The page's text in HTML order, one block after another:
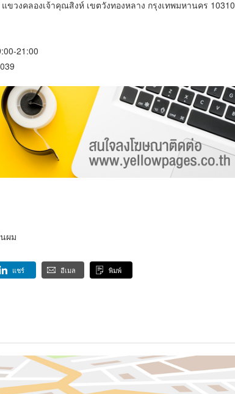
ขวงคลองเจ้าคุณสิงห์ เขตวังทองหลาง กรุงเทพมหานคร 10310
21:00
ผม
แชร์ อีเมล พิมพ์